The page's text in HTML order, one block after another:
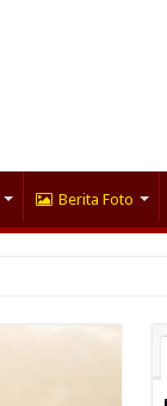
Berita Foto